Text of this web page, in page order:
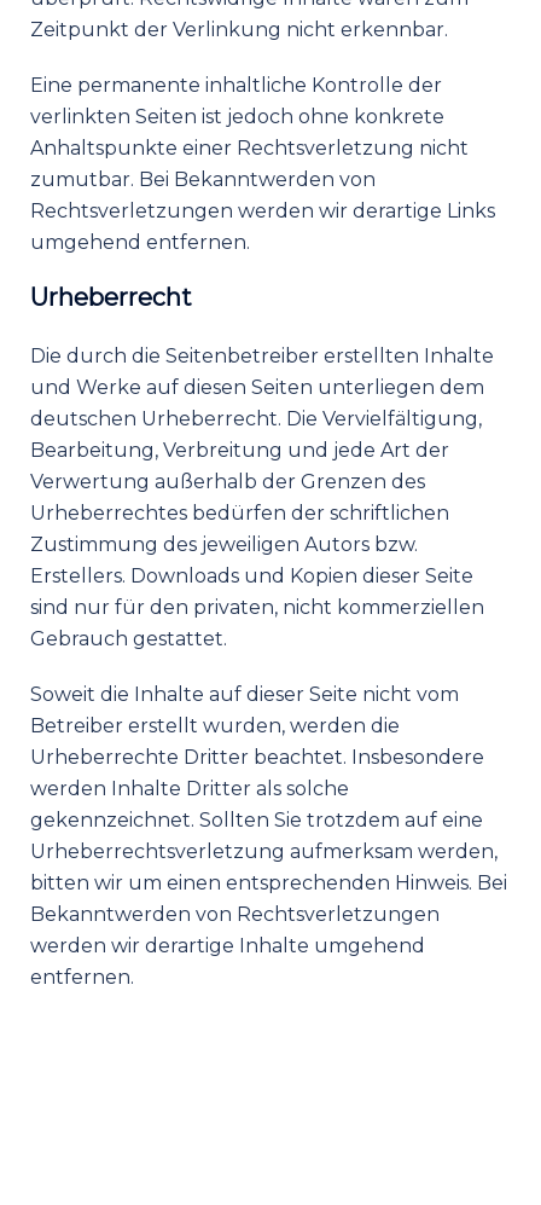
Zeitpunkt der Verlinkung nicht erkennbar.
Eine permanente inhaltliche Kontrolle der
verlinkten Seiten ist jedoch ohne konkrete
Anhaltspunkte einer Rechtsverletzung nicht
zumutbar. Bei Bekanntwerden von
Rechtsverletzungen werden wir derartige Links
umgehend entfernen.
Urheberrecht
Die durch die Seitenbetreiber erstellten Inhalte
und Werke auf diesen Seiten unterliegen dem
deutschen Urheberrecht. Die Vervielfältigung,
Bearbeitung, Verbreitung und jede Art der
Verwertung außerhalb der Grenzen des
Urheberrechtes bedürfen der schriftlichen
Zustimmung des jeweiligen Autors bzw.
Erstellers. Downloads und Kopien dieser Seite
sind nur für den privaten, nicht kommerziellen
Gebrauch gestattet.
Soweit die Inhalte auf dieser Seite nicht vom
Betreiber erstellt wurden, werden die
Urheberrechte Dritter beachtet. Insbesondere
werden Inhalte Dritter als solche
gekennzeichnet. Sollten Sie trotzdem auf eine
Urheberrechtsverletzung aufmerksam werden,
bitten wir um einen entsprechenden Hinweis. Bei
Bekanntwerden von Rechtsverletzungen
werden wir derartige Inhalte umgehend
entfernen.